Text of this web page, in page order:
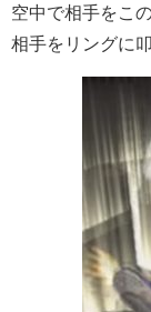
空中で相手をこ
相手をリングに